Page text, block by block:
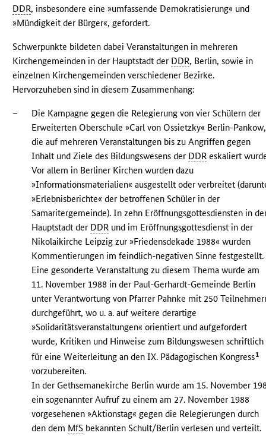
DDR, insbesondere eine »umfassende Demokratisierung« und
»Mündigkeit der Bürger«, gefordert.
Schwerpunkte bildeten dabei Veranstaltungen in mehreren
Kirchengemeinden in der Hauptstadt der DDR, Berlin, sowie in
einzelnen Kirchengemeinden verschiedener Bezirke.
Hervorzuheben sind in diesem Zusammenhang:
–
Die Kampagne gegen die Relegierung von vier Schülern der
Erweiterten Oberschule »Carl von Ossietzky« Berlin-Pankow,
die auf mehreren Veranstaltungen bis zu Angriffen gegen
Inhalt und Ziele des Bildungswesens der DDR eskaliert
Vor allem in Berliner Kirchen wurden dazu
»Informationsmaterialien« ausgestellt oder verbreitet
»Erlebnisberichte« der betroffenen Schüler in der
Samaritergemeinde). In zehn Eröffnungsgottesdiensten in
Hauptstadt der DDR und im Eröffnungsgottesdienst in der
Nikolaikirche Leipzig zur »Friedensdekade 1988« wurden
Kommentierungen im feindlich-negativen Sinne festgestellt.
Eine gesonderte Veranstaltung zu diesem Thema wurde am
11. November 1988 in der Paul-Gerhardt-Gemeinde Berlin
unter Verantwortung von Pfarrer Pahnke mit 250
durchgeführt, wo u. a. auf weitere derartige
»Solidaritätsveranstaltungen« orientiert und aufgefordert
wurde, Kritiken und Hinweise zum Bildungswesen schriftlich
für eine Weiterleitung an den IX. Pädagogischen Kongress1
vorzubereiten.
In der Gethsemanekirche Berlin wurde am 15. November
ein sogenannter Aufruf zu einem am 27. November 1988
vorgesehenen »Aktionstag« gegen die Relegierungen durch
den dem MfS bekannten Schult/Berlin verlesen und verteilt.